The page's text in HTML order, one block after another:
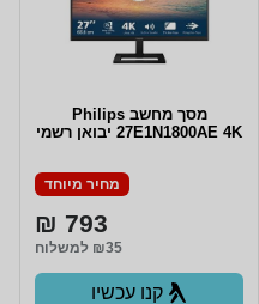
מסך מחשב Philips
27E1N1800AE 4K יבואן רשמי
מחיר מיוחד
793 ₪
₪35 למשלוח
קנו עכשיו